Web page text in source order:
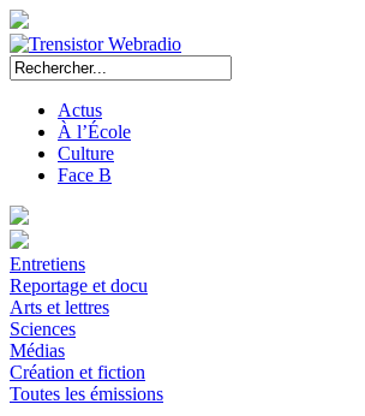
Actus
À l’École
Culture
Face B
Entretiens
Reportage et docu
Arts et lettres
Sciences
Médias
Création et fiction
Toutes les émissions